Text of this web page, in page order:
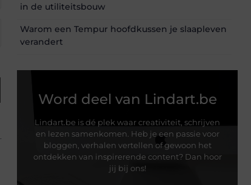
in de utiliteitsbouw
Warom een Tempur hoofdkussen je slaapleven
verandert
Word deel van Lindart.be
Lindart.be is dé plek waar creativiteit, schrijven
en lezen samenkomen. Heb je een passie voor
bloggen, verhalen vertellen of gewoon het
ontdekken van inspirerende content? Dan hoor
jij bij ons!